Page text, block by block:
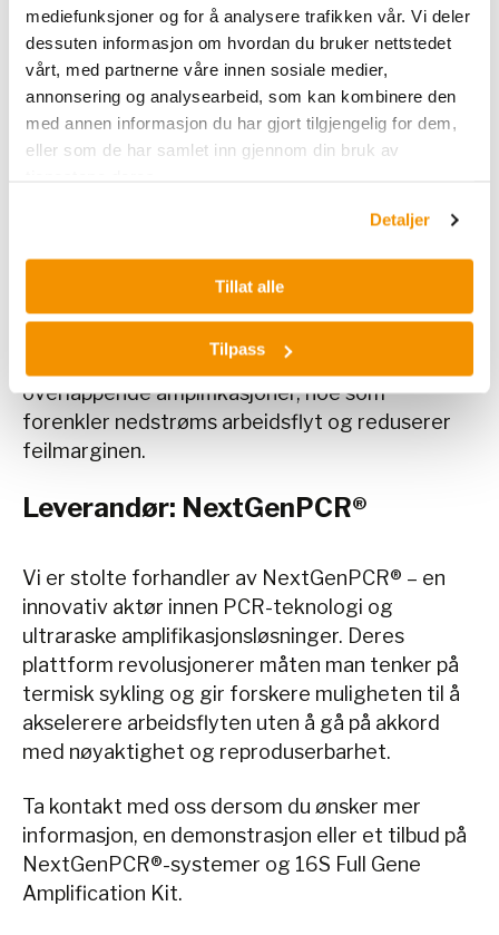
mediefunksjoner og for å analysere trafikken vår. Vi deler
dessuten informasjon om hvordan du bruker nettstedet
vårt, med partnerne våre innen sosiale medier,
annonsering og analysearbeid, som kan kombinere den
med annen informasjon du har gjort tilgjengelig for dem,
eller som de har samlet inn gjennom din bruk av
Detaljer
Tillat alle
Tilpass
forskningsmiljøer som:
jobber med miljø-DNA (eDNA) og
metagenomiske studier
trenger artsidentifisering av bakterier i mat,
vann, jord eller kliniske prøver
benytter long-read sekvenseringsteknologi
for taksonomisk klassifisering
16S-rRNA-genet unngår man behovet for flere
overlappende amplifikasjoner, noe som
forenkler nedstrøms arbeidsflyt og reduserer
feilmarginen.
Leverandør: NextGenPCR®
Vi er stolte forhandler av NextGenPCR® – en
innovativ aktør innen PCR-teknologi og
ultraraske amplifikasjonsløsninger. Deres
plattform revolusjonerer måten man tenker på
termisk sykling og gir forskere muligheten til å
akselerere arbeidsflyten uten å gå på akkord
med nøyaktighet og reproduserbarhet.
Ta kontakt med oss dersom du ønsker mer
informasjon, en demonstrasjon eller et tilbud på
NextGenPCR®-systemer og 16S Full Gene
Amplification Kit.